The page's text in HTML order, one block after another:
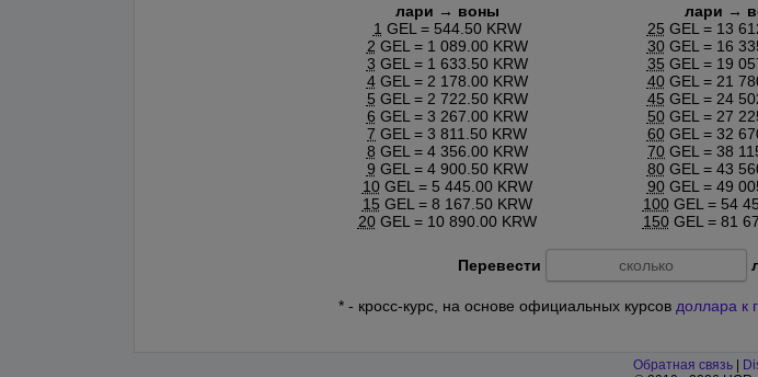
лари → воны
1 GEL = 544.50 KRW
2 GEL = 1 089.00 KRW
3 GEL = 1 633.50 KRW
4GEL = 2 178.00 KRW
5 GEL = 2 722.50 KRW
6 GEL = 3 267.00 KRW
7 GEL = 3 811.50 KRW
8 GEL = 4 356.00 KRW
9 GEL = 4 900.50 KRW
10GEL = 5 445.00 KRW
15 GEL = 8 167.50 KRW
20GEL = 10 890.00 KRW
лари →
25 GEL = 13
30GEL = 16
35 GEL = 19
40GEL = 21
45 GEL = 24
50GEL = 27
60GEL = 32
70 GEL = 38
80GEL = 43
90GEL = 49
100GEL = 54
150GEL = 81
Перевести
* - кросс-курс, на основе официальных курсов доллара к
Обратная связь